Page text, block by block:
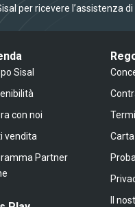
per ricevere l’assistenza di
Sisal
con noi
vendita
Partner
Il